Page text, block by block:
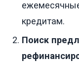
кредитам.
Поиск